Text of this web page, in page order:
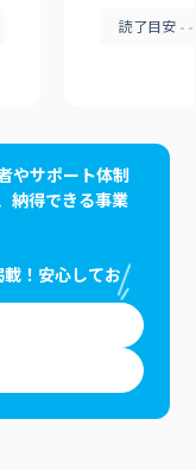
読了目安
やサポート体制
納得できる事業
！安心してお